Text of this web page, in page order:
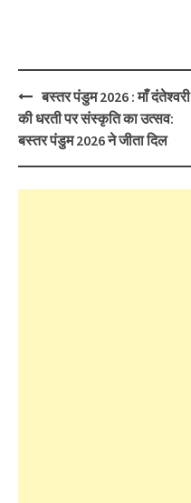
Post
navigation
बस्तर पंडुम 2026 : माँ दंतेश्वरी
की धरती पर संस्कृति का उत्सव:
बस्तर पंडुम 2026 ने जीता दिल